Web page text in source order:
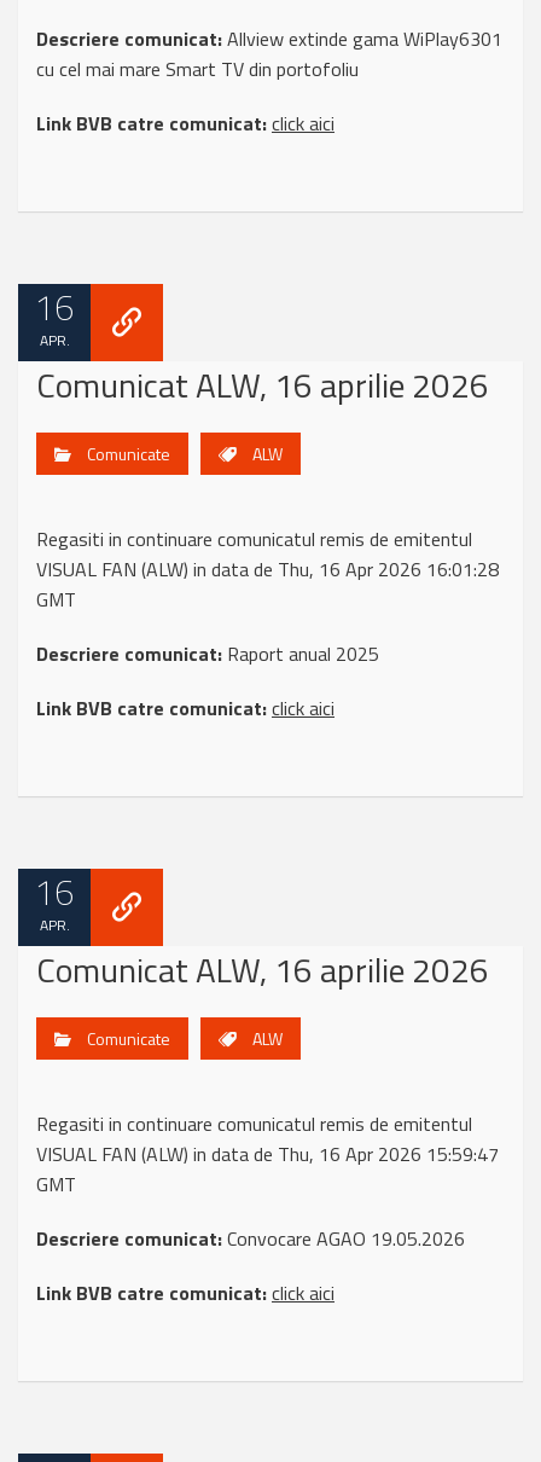
Descriere comunicat:Allview extinde gama WiPlay6301
cu cel mai mare Smart TV din portofoliu
Link BVB catre comunicat:click aici
16
APR.
Comunicat ALW, 16 aprilie 2026
Comunicate ALW
Regasiti in continuare comunicatul remis de emitentul
VISUAL FAN (ALW) in data de Thu, 16 Apr 2026 16:01:28
GMT
Descriere comunicat: Raport anual 2025
Link BVB catre comunicat:click aici
16
APR.
Comunicat ALW, 16 aprilie 2026
Comunicate ALW
Regasiti in continuare comunicatul remis de emitentul
VISUAL FAN (ALW) in data de Thu, 16 Apr 2026 15:59:47
GMT
Descriere comunicat:Convocare AGAO 19.05.2026
Link BVB catre comunicat:click aici